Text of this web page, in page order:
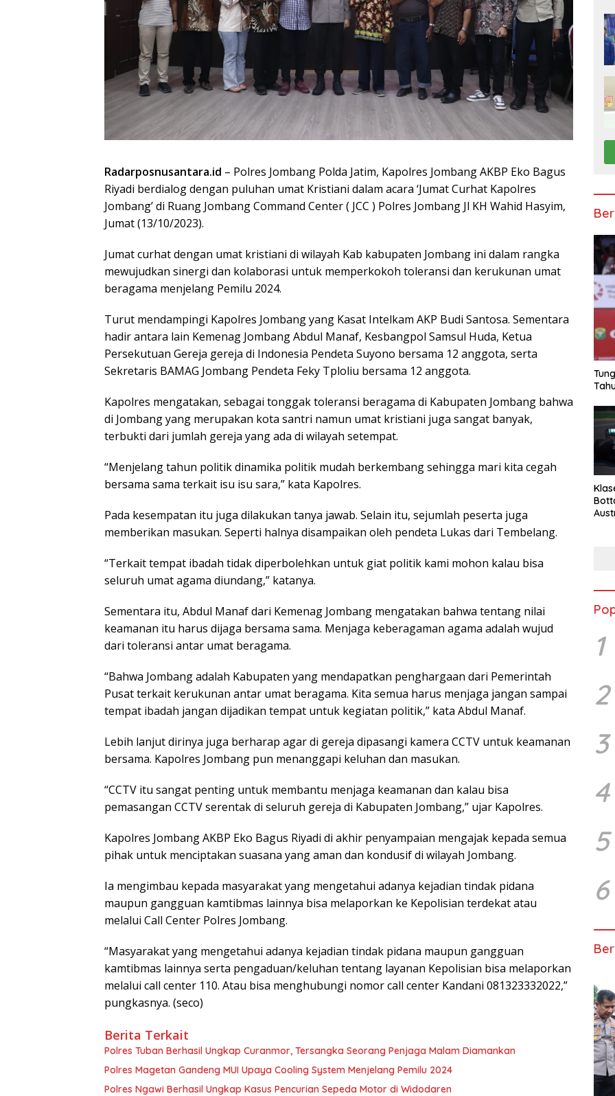
Radarposnusantara.id – Polres Jombang Polda Jatim, Kapolres Jombang AKBP Eko Bagus
Riyadi berdialog dengan puluhan umat Kristiani dalam acara ‘Jumat Curhat Kapolres
Jombang’ di Ruang Jombang Command Center ( JCC ) Polres Jombang Jl KH Wahid Hasyim,
Jumat (13/10/2023).
Jumat curhat dengan umat kristiani di wilayah Kab kabupaten Jombang ini dalam rangka
mewujudkan sinergi dan kolaborasi untuk memperkokoh toleransi dan kerukunan umat
beragama menjelang Pemilu 2024.
Turut mendampingi Kapolres Jombang yang Kasat Intelkam AKP Budi Santosa. Sementara
hadir antara lain Kemenag Jombang Abdul Manaf, Kesbangpol Samsul Huda, Ketua
Persekutuan Gereja gereja di Indonesia Pendeta Suyono bersama 12 anggota, serta
Sekretaris BAMAG Jombang Pendeta Feky Tploliu bersama 12 anggota.
Kapolres mengatakan, sebagai tonggak toleransi beragama di Kabupaten Jombang bahwa
di Jombang yang merupakan kota santri namun umat kristiani juga sangat banyak,
terbukti dari jumlah gereja yang ada di wilayah setempat.
“Menjelang tahun politik dinamika politik mudah berkembang sehingga mari kita cegah
bersama sama terkait isu isu sara,” kata Kapolres.
Pada kesempatan itu juga dilakukan tanya jawab. Selain itu, sejumlah peserta juga
memberikan masukan. Seperti halnya disampaikan oleh pendeta Lukas dari Tembelang.
“Terkait tempat ibadah tidak diperbolehkan untuk giat politik kami mohon kalau bisa
seluruh umat agama diundang,” katanya.
Sementara itu, Abdul Manaf dari Kemenag Jombang mengatakan bahwa tentang nilai
keamanan itu harus dijaga bersama sama. Menjaga keberagaman agama adalah wujud
dari toleransi antar umat beragama.
“Bahwa Jombang adalah Kabupaten yang mendapatkan penghargaan dari Pemerintah
Pusat terkait kerukunan antar umat beragama. Kita semua harus menjaga jangan sampai
tempat ibadah jangan dijadikan tempat untuk kegiatan politik,” kata Abdul Manaf.
Lebih lanjut dirinya juga berharap agar di gereja dipasangi kamera CCTV untuk keamanan
bersama. Kapolres Jombang pun menanggapi keluhan dan masukan.
“CCTV itu sangat penting untuk membantu menjaga keamanan dan kalau bisa
pemasangan CCTV serentak di seluruh gereja di Kabupaten Jombang,” ujar Kapolres.
Kapolres Jombang AKBP Eko Bagus Riyadi di akhir penyampaian mengajak kepada semua
pihak untuk menciptakan suasana yang aman dan kondusif di wilayah Jombang.
Ia mengimbau kepada masyarakat yang mengetahui adanya kejadian tindak pidana
maupun gangguan kamtibmas lainnya bisa melaporkan ke Kepolisian terdekat atau
melalui Call Center Polres Jombang.
“Masyarakat yang mengetahui adanya kejadian tindak pidana maupun gangguan
kamtibmas lainnya serta pengaduan/keluhan tentang layanan Kepolisian bisa melaporkan
melalui call center 110. Atau bisa menghubungi nomor call center Kandani 081323332022,”
pungkasnya. (seco)
Berita Terkait
Polres Tuban Berhasil Ungkap Curanmor, Tersangka Seorang Penjaga Malam Diamankan
Polres Magetan Gandeng MUI Upaya Cooling System Menjelang Pemilu 2024
Polres Ngawi Berhasil Ungkap Kasus Pencurian Sepeda Motor di Widodaren
1
2
3
4
5
6